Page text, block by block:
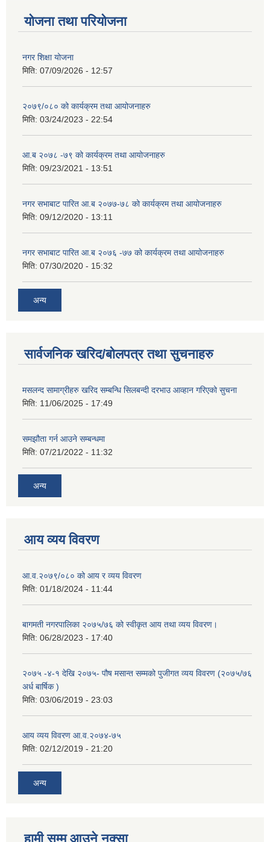
योजना तथा परियोजना
नगर शिक्षा योजना
मिति: 07/09/2026 - 12:57
२०७९/०८० को कार्यक्रम तथा आयोजनाहरु
मिति: 03/24/2023 - 22:54
आ.ब २०७८ -७९ को कार्यक्रम तथा आयोजनाहरु
मिति: 09/23/2021 - 13:51
नगर सभाबाट पारित आ.ब २०७७-७८ को कार्यक्रम तथा आयोजनाहरु
मिति: 09/12/2020 - 13:11
नगर सभाबाट पारित आ.ब २०७६ -७७ को कार्यक्रम तथा आयोजनाहरु
मिति: 07/30/2020 - 15:32
अन्य
सार्वजनिक खरिद/बोलपत्र तथा सुचनाहरु
मसलन्द सामाग्रीहरु खरिद सम्बन्धि सिलबन्दी दरभाउ आव्हान गरिएको सुचना
मिति: 11/06/2025 - 17:49
समझौता गर्न आउने सम्बन्धमा
मिति: 07/21/2022 - 11:32
अन्य
आय व्यय विवरण
आ.व.२०७९/०८० को आय र व्यय विवरण
मिति: 01/18/2024 - 11:44
बागमती नगरपालिका २०७५/७६ को स्वीकृत आय तथा व्यय विवरण।
मिति: 06/28/2023 - 17:40
२०७५ -४-१ देखि २०७५- पौष मसान्त सम्मको पुजीगत व्यय विवरण (२०७५/७६
अर्ध बार्षिक )
मिति: 03/06/2019 - 23:03
आय व्यय विवरण आ.व.२०७४-७५
मिति: 02/12/2019 - 21:20
अन्य
हामी सम्म आउने नक्सा